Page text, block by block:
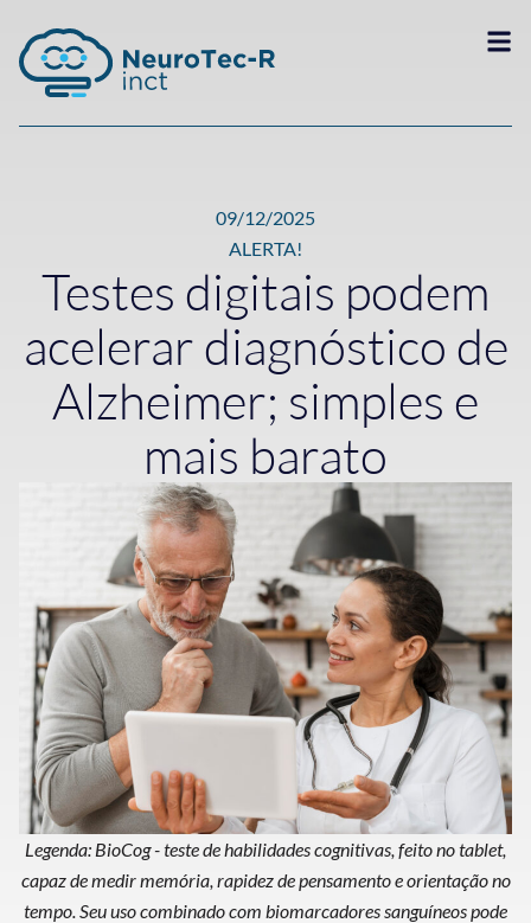
09/12/2025
ALERTA!
Testes digitais podem
acelerar diagnóstico de
Alzheimer; simples e
mais barato
Legenda: BioCog - teste de habilidades cognitivas, feito no tablet,
capaz de medir memória, rapidez de pensamento e orientação no
tempo. Seu uso combinado com biomarcadores sanguíneos pode